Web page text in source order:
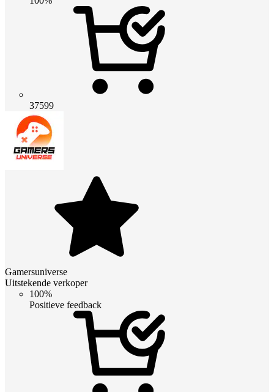
37599
Gamersuniverse
Uitstekende verkoper
100%
Positieve feedback